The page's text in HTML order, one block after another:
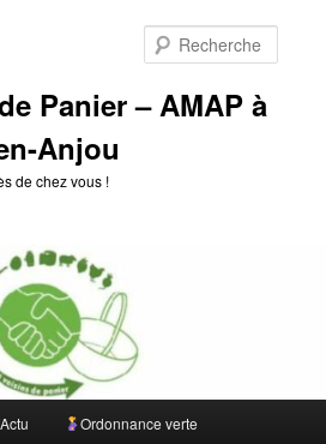
Panier – AMAP à
Anjou
de chez vous !
Ordonnance verte